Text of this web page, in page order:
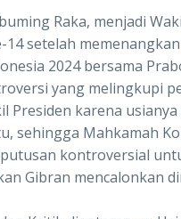
Raka, menjadi
14 setelah
2024 bersama
yang melingkupi
Presiden karena
sehingga Mahkamah
kontroversial
Gibran mencalonkan